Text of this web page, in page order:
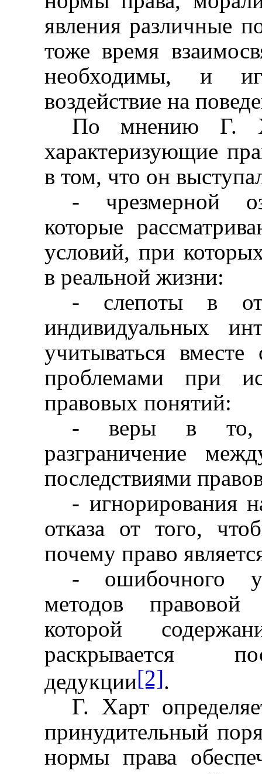
явления различные
тоже время
необходимы, и
воздействие на
По мнению Г.
характеризующие
в том, что он
- чрезмерной
которые
условий, при
в реальной жизни:
- слепоты в
индивидуальных
учитываться
проблемами при
правовых понятий:
- веры в то,
разграничение
последствиями
- игнорирования
отказа от того,
почему право
- ошибочного
методов
которой
раскрывается
дедукции[2].
Г. Харт
принудительный
нормы права